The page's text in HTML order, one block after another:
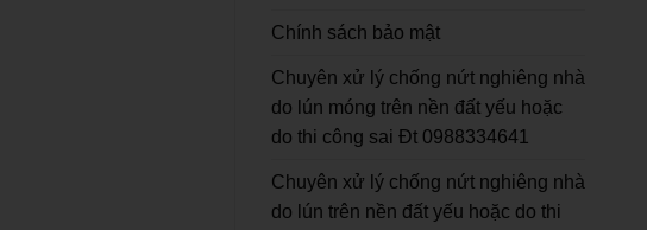
Chính sách bảo mật
Chuyên xử lý chống nứt nghiêng nhà
do lún móng trên nền đất yếu hoặc
do thi công sai Đt 0988334641
Chuyên xử lý chống nứt nghiêng nhà
do lún trên nền đất yếu hoặc do thi